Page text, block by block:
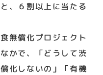
、６割以上に当たる
無償化プロジェクト
かで、「どうして渋
化しないの」「有機